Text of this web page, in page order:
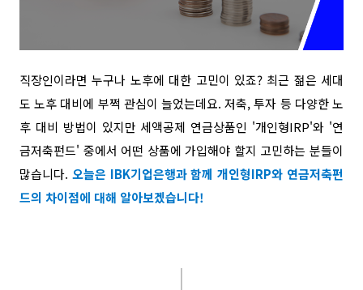
직장인이라면 누구나 노후에 대한 고민이 있죠? 최근 젊은 세대
도 노후 대비에 부쩍 관심이 늘었는데요. 저축, 투자 등 다양한 노
후 대비 방법이 있지만 세액공제 연금상품인 '개인형IRP'와 '연
금저축펀드' 중에서 어떤 상품에 가입해야 할지 고민하는 분들이
많습니다. 오늘은 IBK기업은행과 함께 개인형IRP와 연금저축펀
드의 차이점에 대해 알아보겠습니다!